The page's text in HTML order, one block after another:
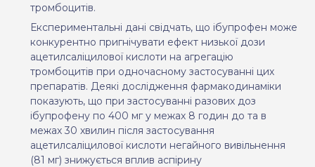
тромбоцитів.
Експериментальні дані свідчать, що ібупрофен може
конкурентно пригнічувати ефект низької дози
ацетилсаліцилової кислоти на агрегацію
тромбоцитів при одночасному застосуванні цих
препаратів. Деякі дослідження фармакодинаміки
показують, що при застосуванні разових доз
ібупрофену по 400 мг у межах 8 годин до та в
межах 30 хвилин після застосування
ацетилсаліцилової кислоти негайного вивільнення
(81 мг) знижується вплив аспірину